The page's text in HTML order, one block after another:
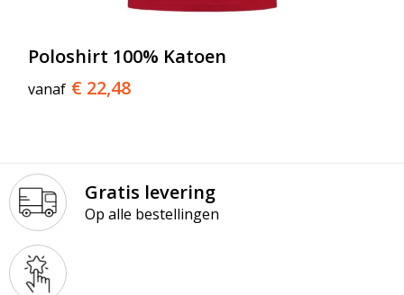
Poloshirt 100% Katoen
vanaf € 22,48
Gratis levering
Op alle bestellingen